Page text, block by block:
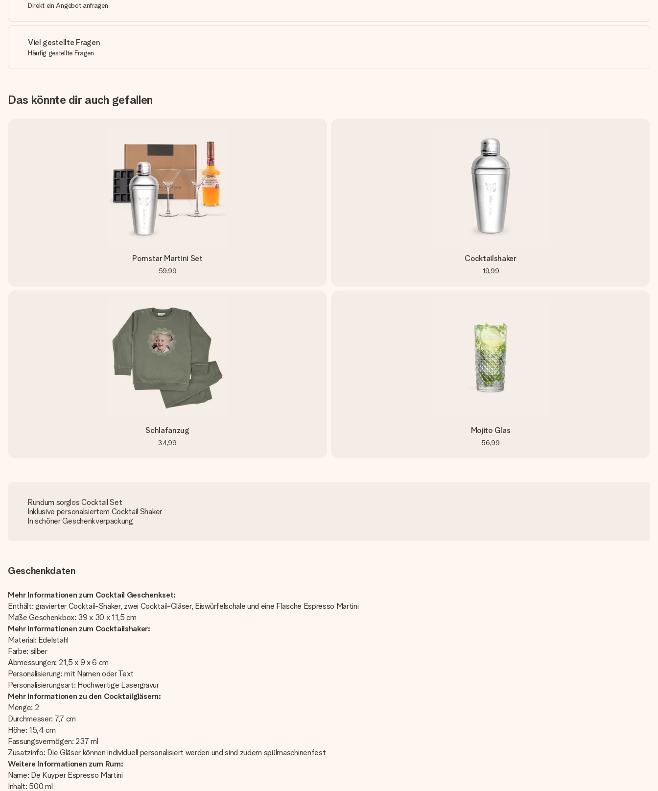
Direkt ein Angebot anfragen
Viel gestellte Fragen
Häufig gestellte Fragen
Das könnte dir auch gefallen
Pornstar Martini Set
59,99
Cocktailshaker
19,99
Schlafanzug
34,99
Mojito Glas
56,99
Rundum sorglos Cocktail Set
Inklusive personalsiertem Cocktail Shaker
In schöner Geschenkverpackung
Geschenkdaten
Mehr Informationen zum Cocktail Geschenkset:
Enthält: gravierter Cocktail-Shaker, zwei Cocktail-Gläser, Eiswürfelschale und eine Flasche Espresso Martini
Maße Geschenkbox: 39 x 30 x 11,5 cm
Mehr Informationen zum Cocktailshaker:
Material: Edelstahl
Farbe: silber
Abmessungen: 21,5 x 9 x 6 cm
Personalisierung: mit Namen oder Text
Personalisierungsart: Hochwertige Lasergravur
Mehr Informationen zu den Cocktailgläsern:
Menge: 2
Durchmesser: 7,7 cm
Höhe: 15,4 cm
Fassungsvermögen: 237 ml
Zusatzinfo: Die Gläser können individuell personalisiert werden und sind zudem spülmaschinenfest
Weitere Informationen zum Rum:
Name: De Kuyper Espresso Martini
Inhalt: 500 ml